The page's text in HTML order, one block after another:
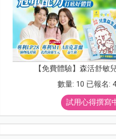
【免費體驗】森活舒敏
數量: 10 已報名:
試用心得撰寫